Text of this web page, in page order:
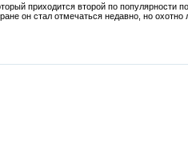
приходится второй по популярности
он стал отмечаться недавно, но